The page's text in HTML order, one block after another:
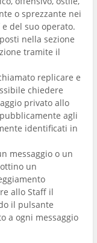
o sprezzante nei
del suo operato.
nella sezione
tramite il
replicare e
chiedere
privato allo
agli
identificati in
messaggio o un
un
allo Staff il
il pulsante
a ogni messaggio